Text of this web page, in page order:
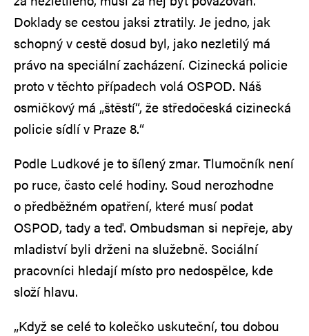
Doklady se cestou jaksi ztratily. Je jedno, jak
schopný v cestě dosud byl, jako nezletilý má
právo na speciální zacházení. Cizinecká policie
proto v těchto případech volá OSPOD. Náš
osmičkový má „štěstí“, že středočeská cizinecká
policie sídlí v Praze 8.“
Podle Ludkové je to šílený zmar. Tlumočník není
po ruce, často celé hodiny. Soud nerozhodne
o předběžném opatření, které musí podat
OSPOD, tady a teď. Ombudsman si nepřeje, aby
mladiství byli drženi na služebně. Sociální
pracovníci hledají místo pro nedospělce, kde
složí hlavu.
„Když se celé to kolečko uskuteční, tou dobou